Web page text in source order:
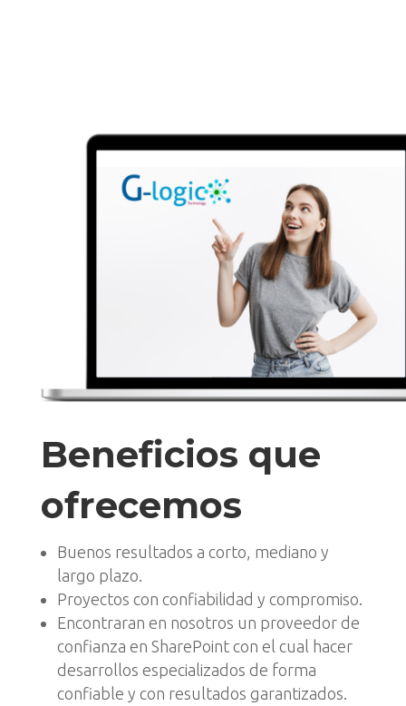
Beneficios que
ofrecemos
Buenos resultados a corto, mediano y
largo plazo.
Proyectos con confiabilidad y compromiso.
Encontraran en nosotros un proveedor de
confianza en SharePoint con el cual hacer
desarrollos especializados de forma
confiable y con resultados garantizados.